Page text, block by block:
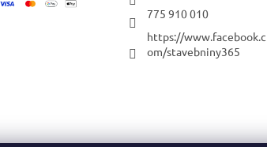
775 910 010
https://www.facebook.c
om/stavebniny365